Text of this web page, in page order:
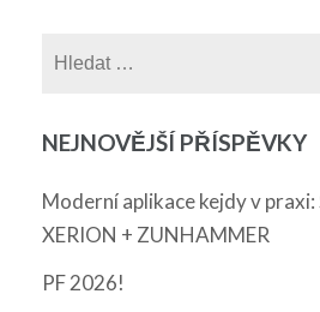
NEJNOVĚJŠÍ PŘÍSPĚVKY
Moderní aplikace kejdy v praxi:
XERION + ZUNHAMMER
PF 2026!